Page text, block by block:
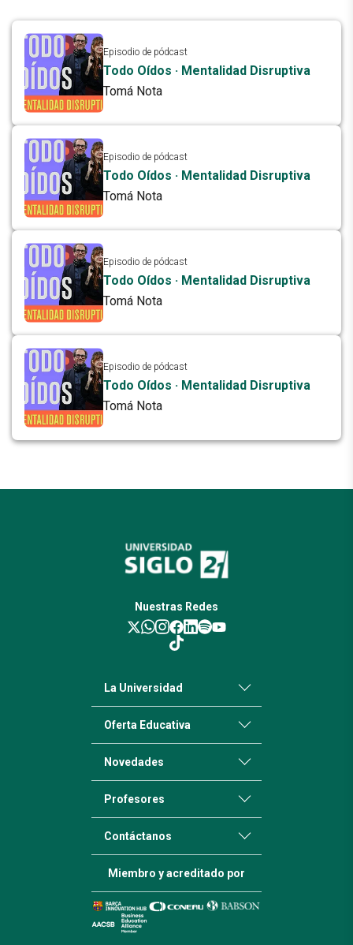
Episodio de pódcast
Todo Oídos · Mentalidad Disruptiva
Tomá Nota
Episodio de pódcast
Todo Oídos · Mentalidad Disruptiva
Tomá Nota
Episodio de pódcast
Todo Oídos · Mentalidad Disruptiva
Tomá Nota
Episodio de pódcast
Todo Oídos · Mentalidad Disruptiva
Tomá Nota
Nuestras Redes
La Universidad
Oferta Educativa
Novedades
Profesores
Contáctanos
Miembro y acreditado por